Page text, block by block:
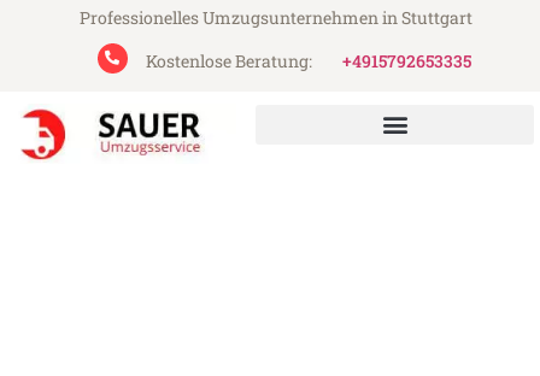
Professionelles Umzugsunternehmen in Stuttgart
Kostenlose Beratung:
+4915792653335